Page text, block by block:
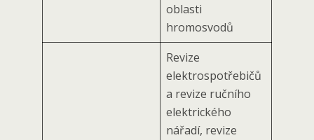
oblasti
hromosvodů
Revize
elektrospotřebičů
a revize ručního
elektrického
nářadí, revize